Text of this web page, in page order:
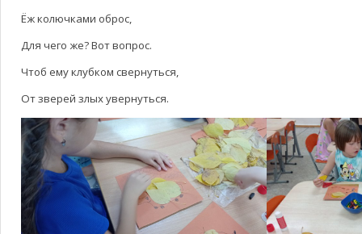
Ёж колючками оброс,
Для чего же? Вот вопрос.
Чтоб ему клубком свернуться,
От зверей злых увернуться.